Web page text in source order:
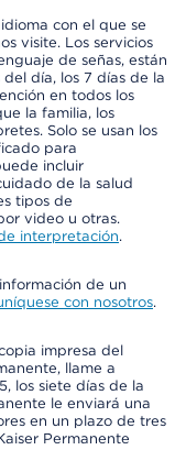
con el que se
visite. Los servicios
de señas, están
día, los 7 días de la
en todos los
la familia, los
Solo se usan los
para
incluir
de la salud
tipos de
video u otras.
interpretación.
de un
con nosotros.
impresa del
llame a
los siete días de la
le enviará una
en un plazo de tres
Permanente